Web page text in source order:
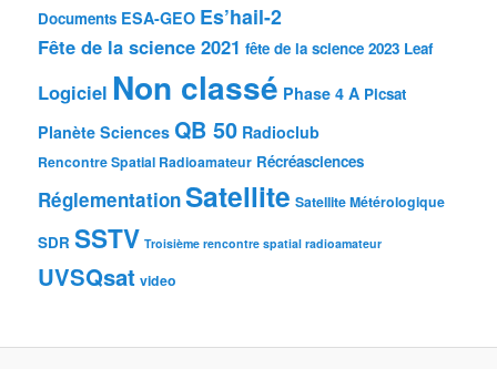
Documents ESA-GEO Es’hail-2
Fête de la science 2021 fête de la science 2023 Leaf
Logiciel Non classé Phase 4 A Picsat
Planète Sciences QB 50 Radioclub
Rencontre Spatial Radioamateur Récréasciences
RéglementationSatellite Satellite Métérologique
SDR SSTV Troisième rencontre spatial radioamateur
UVSQsat video